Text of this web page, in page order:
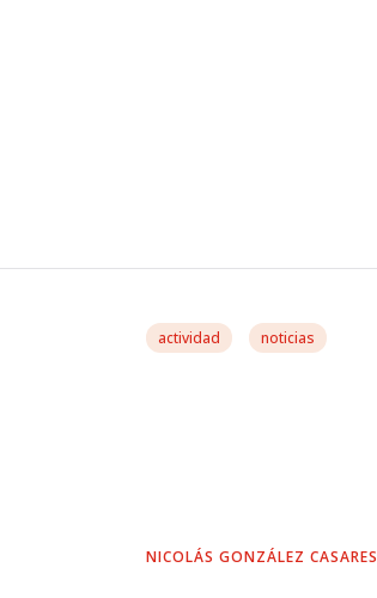
actividad noticias
NICOLÁS GONZÁLEZ CASARES